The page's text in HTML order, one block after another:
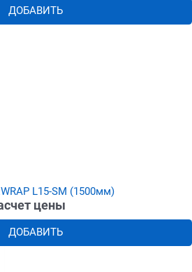
ДОБАВИТЬ
L15-SM (1500мм)
цены
ДОБАВИТЬ